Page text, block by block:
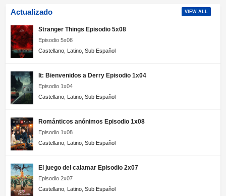
Actualizado VIEW ALL
Stranger Things Episodio 5x08
Episodio 5x08
Castellano Latino Sub Español
It: Bienvenidos a Derry Episodio 1x04
Episodio 1x04
Castellano Latino Sub Español
Románticos anónimos Episodio 1x08
Episodio 1x08
Castellano Latino Sub Español
El juego del calamar Episodio 2x07
Episodio 2x07
Castellano Latino Sub Español